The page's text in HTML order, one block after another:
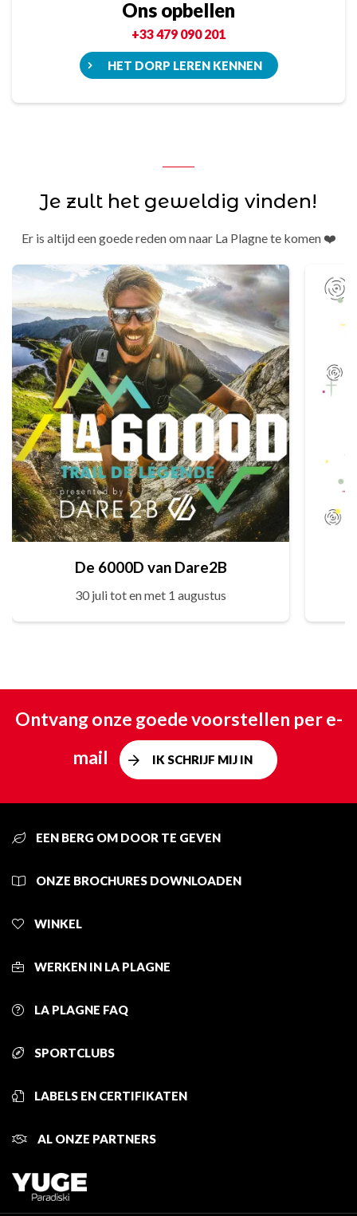
Ons opbellen
+33 479 090 201
HET DORP LEREN KENNEN
Je zult het geweldig vinden!
Er is altijd een goede reden om naar La Plagne te komen ❤️
De 6000D van Dare2B
30 juli tot en met 1 augustus
Ontvang onze goede voorstellen per e-
mail
IK SCHRIJF MIJ IN
EEN BERG OM DOOR TE GEVEN
ONZE BROCHURES DOWNLOADEN
WINKEL
WERKEN IN LA PLAGNE
LA PLAGNE FAQ
SPORTCLUBS
LABELS EN CERTIFIKATEN
AL ONZE PARTNERS